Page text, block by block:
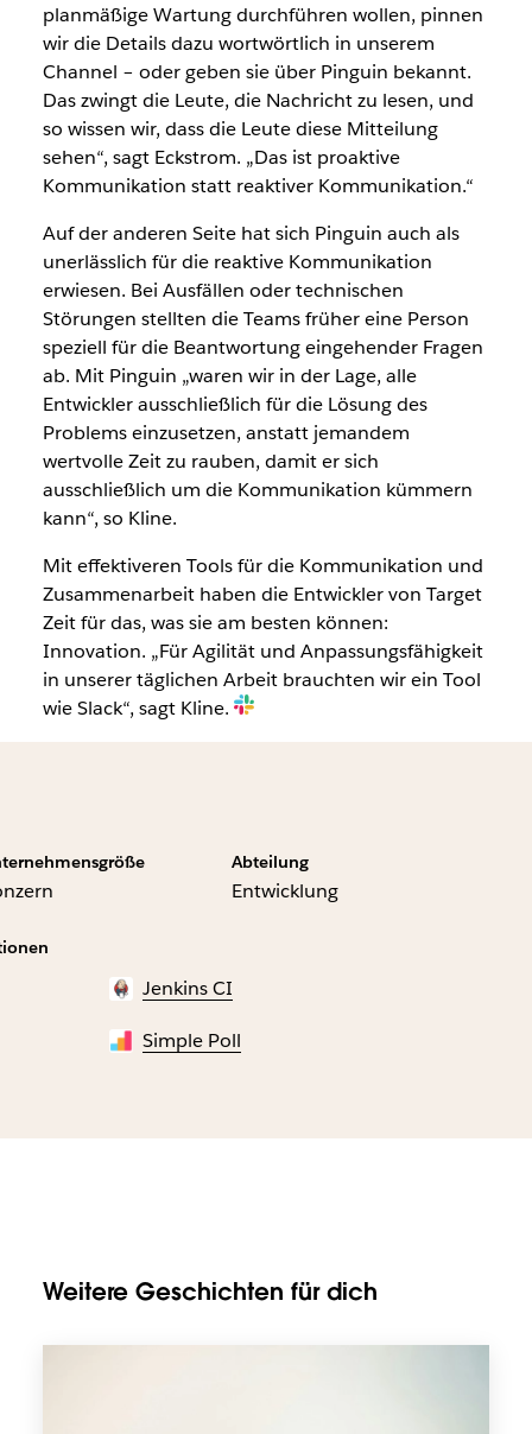
planmäßige Wartung durchführen wollen, pinnen
wir die Details dazu wortwörtlich in unserem
Channel – oder geben sie über Pinguin bekannt.
Das zwingt die Leute, die Nachricht zu lesen, und
so wissen wir, dass die Leute diese Mitteilung
sehen“, sagt Eckstrom. „Das ist proaktive
Kommunikation statt reaktiver Kommunikation.“
Auf der anderen Seite hat sich Pinguin auch als
unerlässlich für die reaktive Kommunikation
erwiesen. Bei Ausfällen oder technischen
Störungen stellten die Teams früher eine Person
speziell für die Beantwortung eingehender Fragen
ab. Mit Pinguin „waren wir in der Lage, alle
Entwickler ausschließlich für die Lösung des
Problems einzusetzen, anstatt jemandem
wertvolle Zeit zu rauben, damit er sich
ausschließlich um die Kommunikation kümmern
kann“, so Kline.
Mit effektiveren Tools für die Kommunikation und
Zusammenarbeit haben die Entwickler von Target
Zeit für das, was sie am besten können:
Innovation. „Für Agilität und Anpassungsfähigkeit
in unserer täglichen Arbeit brauchten wir ein Tool
wie Slack“, sagt Kline.
Abteilung
Entwicklung
Jenkins CI
Simple Poll
Weitere Geschichten für dich